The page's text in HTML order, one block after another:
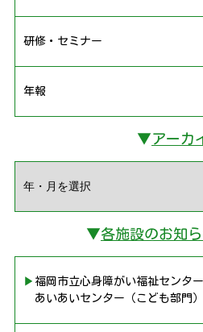
研修・セミナー
年報
▼アーカ
▼各施設のお知
▶︎福岡市立心身障がい福祉センター
あいあいセンター（こども部門）